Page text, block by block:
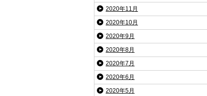
2020年11月
2020年10月
2020年9月
2020年8月
2020年7月
2020年6月
2020年5月